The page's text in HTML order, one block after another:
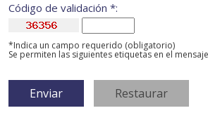
Código de validación *:
*Indica un campo requerido (obligatorio)
Se permiten las siguientes etiquetas en el